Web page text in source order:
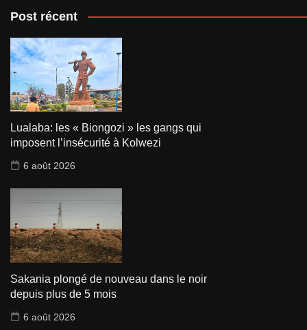
Post récent
Lualaba: les « Biongozi » les gangs qui
imposent l’insécurité à Kolwezi
6 août 2026
Sakania plongé de nouveau dans le noir
depuis plus de 5 mois
6 août 2026